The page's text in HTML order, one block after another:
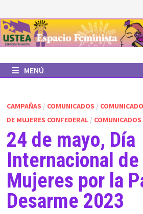
al
contenido
MENÚ
CAMPAÑAS / COMUNICADOS /
DE MUJERES CONFEDERAL/
24 de mayo, Día
Internacional
Mujeres por la
Desarme 2023